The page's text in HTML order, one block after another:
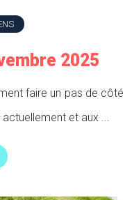
2025
faire un pas de côté
et aux ...